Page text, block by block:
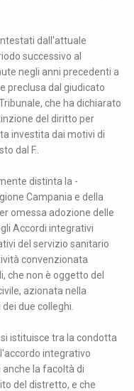
dall'attuale
successivo al
negli anni precedenti a
preclusa dal giudicato
che ha dichiarato
del diritto per
investita dai motivi di
dal F..
distinta la -
Campania e della
omessa adozione delle
Accordi integrativi
del servizio sanitario
convenzionata
che non è oggetto del
azionata nella
due colleghi.
istituisce tra la condotta
integrativo
anche la facoltà di
del distretto, e che